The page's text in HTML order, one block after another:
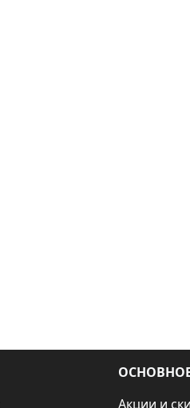
Акции и